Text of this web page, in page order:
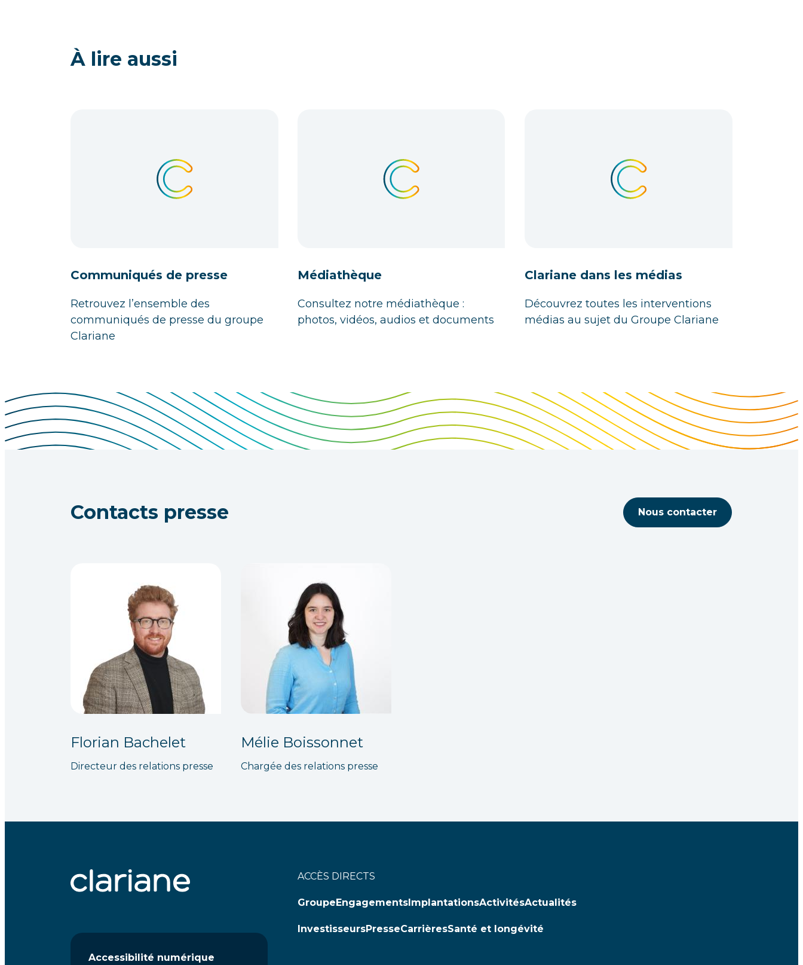
À lire aussi
Communiqués de presse
Retrouvez l’ensemble des
communiqués de presse du groupe
Clariane
Médiathèque
Consultez notre médiathèque :
photos, vidéos, audios et documents
Clariane dans les médias
Découvrez toutes les interventions
médias au sujet du Groupe Clariane
Contacts presse Nous contacter
Florian Bachelet
Directeur des relations presse
Mélie Boissonnet
Chargée des relations presse
Accessibilité numérique
ACCÈS DIRECTS
GroupeEngagementsImplantationsActivitésActualités
InvestisseursPresseCarrièresSanté et longévité